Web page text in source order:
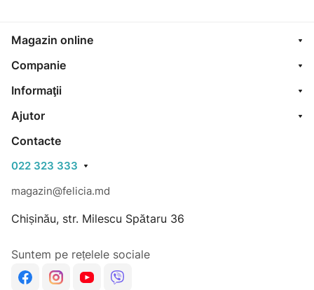
Magazin online
Companie
Informaţii
Ajutor
Contacte
022 323 333
magazin@felicia.md
Chișinău, str. Milescu Spătaru 36
Suntem pe rețelele sociale